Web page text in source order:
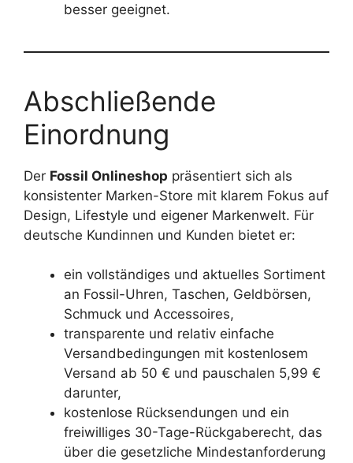
besser geeignet.
Abschließende
Einordnung
Der Fossil Onlineshop präsentiert sich als
konsistenter Marken-Store mit klarem Fokus auf
Design, Lifestyle und eigener Markenwelt. Für
deutsche Kundinnen und Kunden bietet er:
ein vollständiges und aktuelles Sortiment
an Fossil-Uhren, Taschen, Geldbörsen,
Schmuck und Accessoires,
transparente und relativ einfache
Versandbedingungen mit kostenlosem
Versand ab 50 € und pauschalen 5,99 €
darunter,
kostenlose Rücksendungen und ein
freiwilliges 30-Tage-Rückgaberecht, das
über die gesetzliche Mindestanforderung